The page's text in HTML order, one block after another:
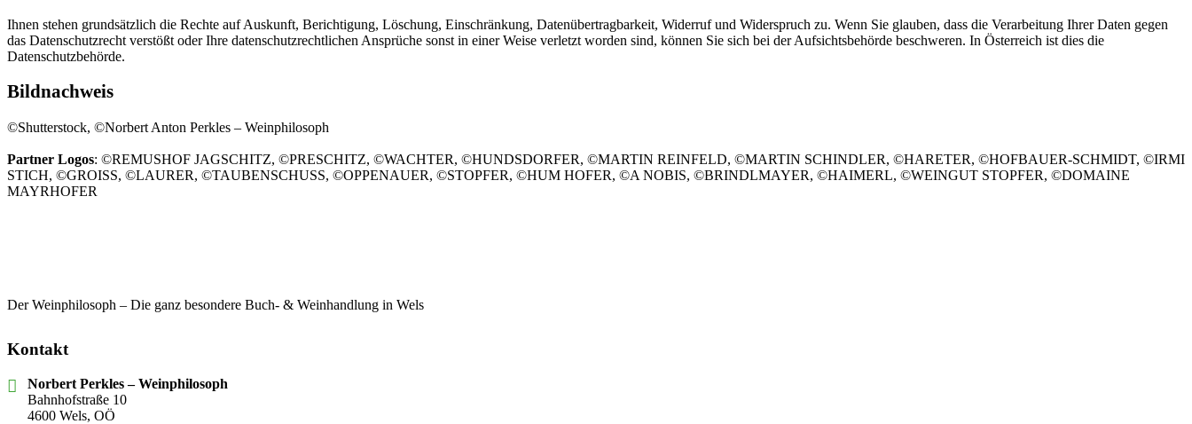
Ihnen stehen grundsätzlich die Rechte auf Auskunft, Berichtigung, Löschung, Einschränkung, Datenübertragbarkeit, Widerruf und Widerspruch zu. Wenn Sie glauben, dass die Verarbeitung Ihrer Daten gegen
das Datenschutzrecht verstößt oder Ihre datenschutzrechtlichen Ansprüche sonst in einer Weise verletzt worden sind, können Sie sich bei der Aufsichtsbehörde beschweren. In Österreich ist dies die
Datenschutzbehörde.
Bildnachweis
©Shutterstock, ©Norbert Anton Perkles – Weinphilosoph
Partner Logos: ©REMUSHOF JAGSCHITZ, ©PRESCHITZ, ©WACHTER, ©HUNDSDORFER, ©MARTIN REINFELD, ©MARTIN SCHINDLER, ©HARETER, ©HOFBAUER-SCHMIDT, ©IRMI
STICH, ©GROISS, ©LAURER, ©TAUBENSCHUSS, ©OPPENAUER, ©STOPFER, ©HUM HOFER, ©A NOBIS, ©BRINDLMAYER, ©HAIMERL, ©WEINGUT STOPFER, ©DOMAINE
MAYRHOFER
Der Weinphilosoph – Die ganz besondere Buch- & Weinhandlung in Wels
Kontakt
Norbert Perkles – Weinphilosoph
Bahnhofstraße 10
4600 Wels, OÖ